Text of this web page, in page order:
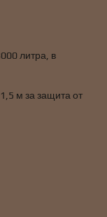
литра, в
м за защита от